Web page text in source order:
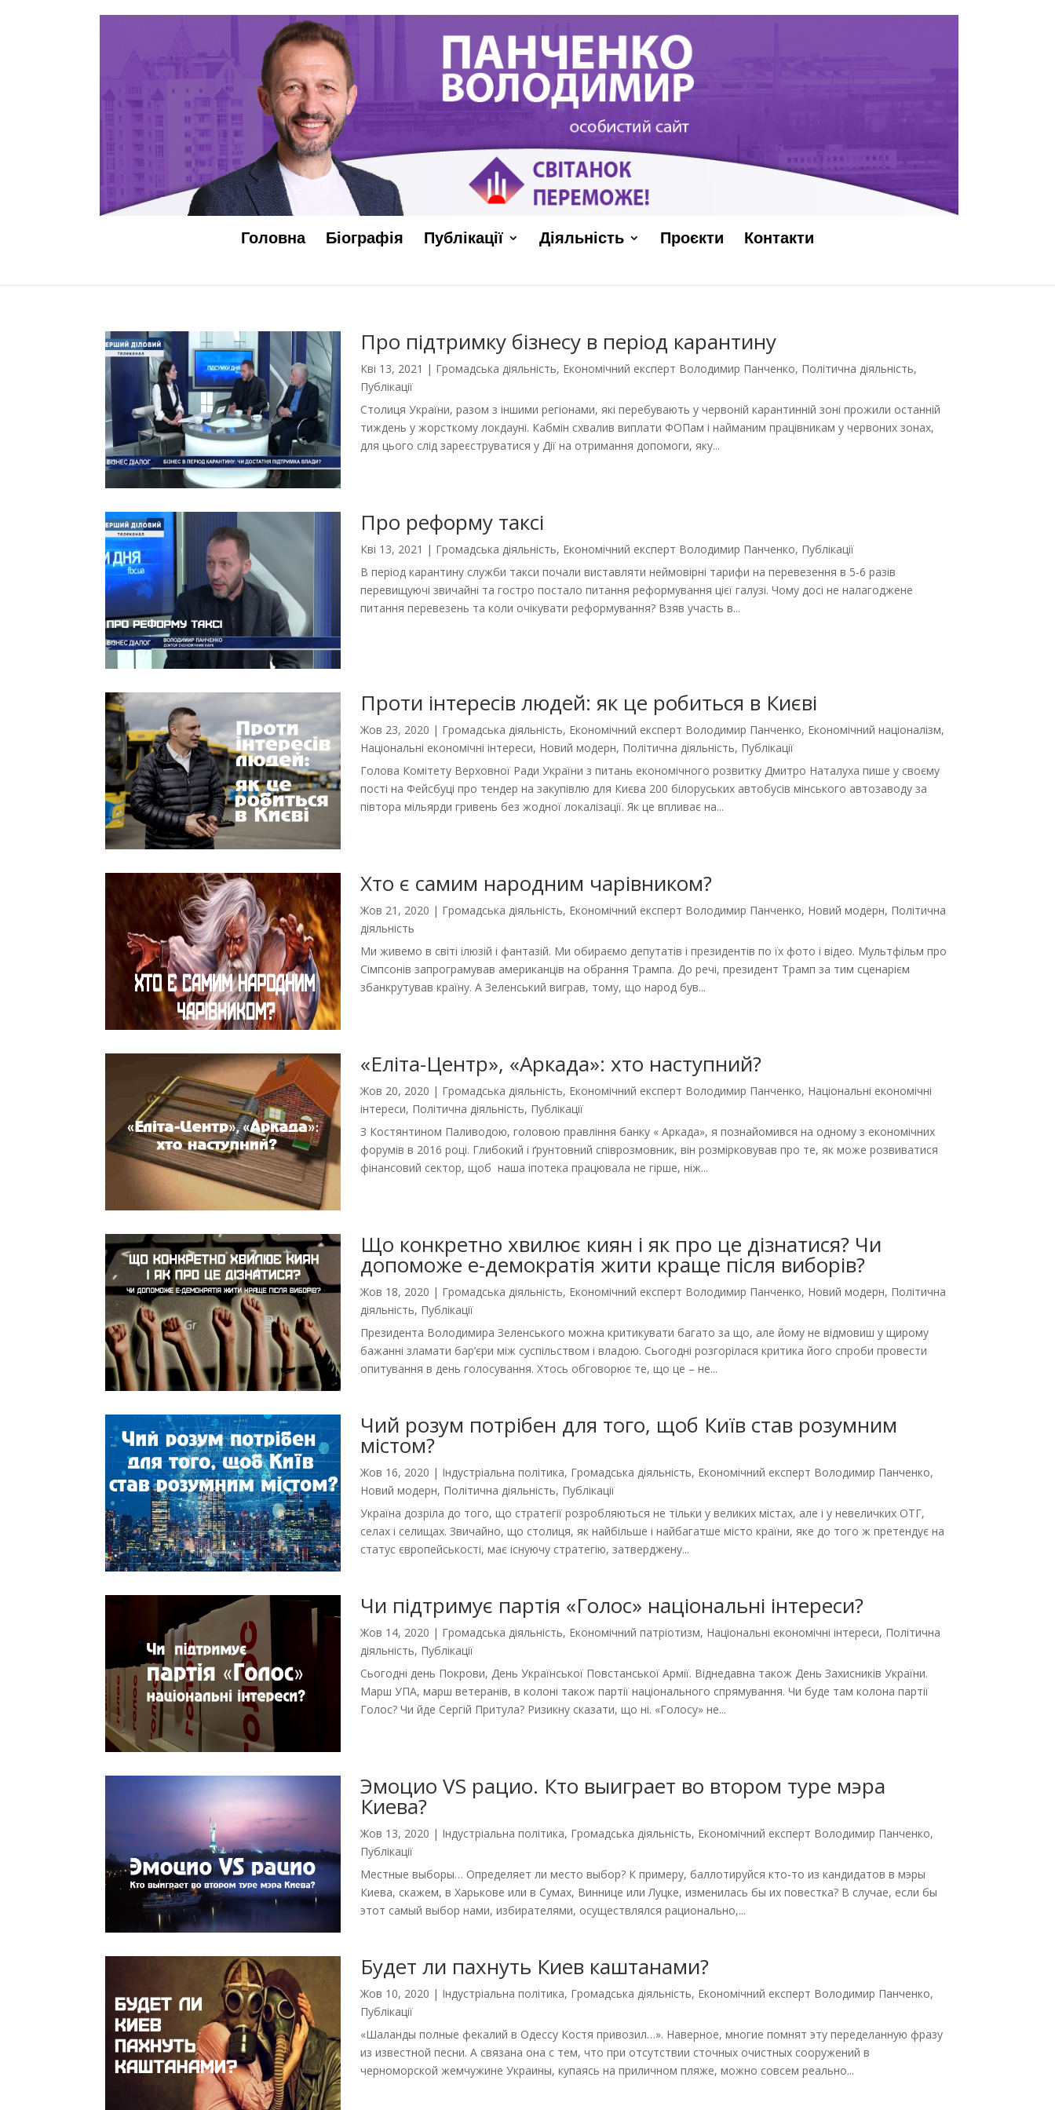
Головна Біографія Публікації Діяльність Проєкти Контакти
Про підтримку бізнесу в період карантину
Кві 13, 2021 | Громадська діяльність, Економічний експерт Володимир Панченко, Політична діяльність,
Публікації
Столиця України, разом з іншими регіонами, які перебувають у червоній карантинній зоні прожили останній
тиждень у жорсткому локдауні. Кабмін схвалив виплати ФОПам і найманим працівникам у червоних зонах,
для цього слід зареєструватися у Дії на отримання допомоги, яку...
Про реформу таксі
Кві 13, 2021 | Громадська діяльність, Економічний експерт Володимир Панченко, Публікації
В період карантину служби такси почали виставляти неймовірні тарифи на перевезення в 5-6 разів
перевищуючі звичайні та гостро постало питання реформування цієї галузі. Чому досі не налагоджене
питання перевезень та коли очікувати реформування? Взяв участь в...
Проти інтересів людей: як це робиться в Києві
Жов 23, 2020 | Громадська діяльність, Економічний експерт Володимир Панченко, Економічний націоналізм,
Національні економічні інтереси, Новий модерн, Політична діяльність, Публікації
Голова Комітету Верховної Ради України з питань економічного розвитку Дмитро Наталуха пише у своєму
пості на Фейсбуці про тендер на закупівлю для Києва 200 білоруських автобусів мінського автозаводу за
півтора мільярди гривень без жодної локалізації. Як це впливає на...
Хто є самим народним чарівником?
Жов 21, 2020 | Громадська діяльність, Економічний експерт Володимир Панченко, Новий модерн, Політична
діяльність
Ми живемо в світі ілюзій і фантазій. Ми обираємо депутатів і президентів по їх фото і відео. Мультфільм про
Сімпсонів запрограмував американців на обрання Трампа. До речі, президент Трамп за тим сценарієм
збанкрутував країну. А Зеленський виграв, тому, що народ був...
«Еліта-Центр», «Аркада»: хто наступний?
Жов 20, 2020 | Громадська діяльність, Економічний експерт Володимир Панченко, Національні економічні
інтереси, Політична діяльність, Публікації
З Костянтином Паливодою, головою правління банку « Аркада», я познайомився на одному з економічних
форумів в 2016 році. Глибокий і ґрунтовний співрозмовник, він розмірковував про те, як може розвиватися
фінансовий сектор, щоб наша іпотека працювала не гірше, ніж...
Що конкретно хвилює киян і як про це дізнатися? Чи
допоможе е-демократія жити краще після виборів?
Жов 18, 2020 | Громадська діяльність, Економічний експерт Володимир Панченко, Новий модерн, Політична
діяльність, Публікації
Президента Володимира Зеленського можна критикувати багато за що, але йому не відмовиш у щирому
бажанні зламати бар’єри між суспільством і владою. Сьогодні розгорілася критика його спроби провести
опитування в день голосування. Хтось обговорює те, що це – не...
Чий розум потрібен для того, щоб Київ став розумним
містом?
Жов 16, 2020 | Індустріальна політика, Громадська діяльність, Економічний експерт Володимир Панченко,
Новий модерн, Політична діяльність, Публікації
Україна дозріла до того, що стратегії розробляються не тільки у великих містах, але і у невеличких ОТГ,
селах і селищах. Звичайно, що столиця, як найбільше і найбагатше місто країни, яке до того ж претендує на
статус європейськості, має існуючу стратегію, затверджену...
Чи підтримує партія «Голос» національні інтереси?
Жов 14, 2020 | Громадська діяльність, Економічний патріотизм, Національні економічні інтереси, Політична
діяльність, Публікації
Сьогодні день Покрови, День Української Повстанської Армії. Віднедавна також День Захисників України.
Марш УПА, марш ветеранів, в колоні також партії національного спрямування. Чи буде там колона партії
Голос? Чи йде Сергій Притула? Ризикну сказати, що ні. «Голосу» не...
Эмоцио VS рацио. Кто выиграет во втором туре мэра
Киева?
Жов 13, 2020 | Індустріальна політика, Громадська діяльність, Економічний експерт Володимир Панченко,
Публікації
Местные выборы… Определяет ли место выбор? К примеру, баллотируйся кто-то из кандидатов в мэры
Киева, скажем, в Харькове или в Сумах, Виннице или Луцке, изменилась бы их повестка? В случае, если бы
этот самый выбор нами, избирателями, осуществлялся рационально,...
Будет ли пахнуть Киев каштанами?
Жов 10, 2020 | Індустріальна політика, Громадська діяльність, Економічний експерт Володимир Панченко,
Публікації
«Шаланды полные фекалий в Одессу Костя привозил…». Наверное, многие помнят эту переделанную фразу
из известной песни. А связана она с тем, что при отсутствии сточных очистных сооружений в
черноморской жемчужине Украины, купаясь на приличном пляже, можно совсем реально...